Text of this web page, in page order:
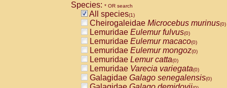
Species: * OR search
All species(1)
Cheirogaleidae Microcebus murinus(0)
Lemuridae Eulemur fulvus(0)
Lemuridae Eulemur macaco(0)
Lemuridae Eulemur mongoz(0)
Lemuridae Lemur catta(0)
Lemuridae Varecia variegata(0)
Galagidae Galago senegalensis(0)